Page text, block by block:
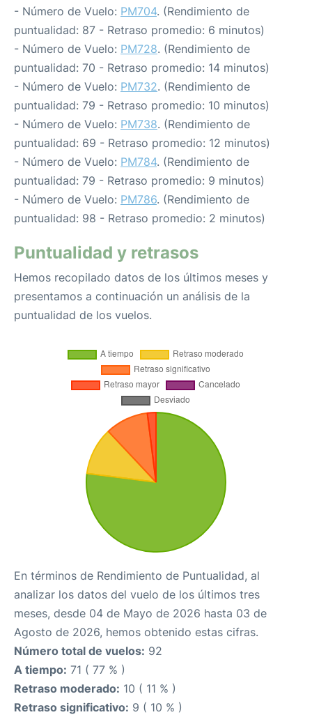
- Número de Vuelo: PM704. (Rendimiento de
puntualidad: 87 - Retraso promedio: 6 minutos)
- Número de Vuelo: PM728. (Rendimiento de
puntualidad: 70 - Retraso promedio: 14 minutos)
- Número de Vuelo: PM732. (Rendimiento de
puntualidad: 79 - Retraso promedio: 10 minutos)
- Número de Vuelo: PM738. (Rendimiento de
puntualidad: 69 - Retraso promedio: 12 minutos)
- Número de Vuelo: PM784. (Rendimiento de
puntualidad: 79 - Retraso promedio: 9 minutos)
- Número de Vuelo: PM786. (Rendimiento de
puntualidad: 98 - Retraso promedio: 2 minutos)
Puntualidad y retrasos
Hemos recopilado datos de los últimos meses y
presentamos a continuación un análisis de la
puntualidad de los vuelos.
En términos de Rendimiento de Puntualidad, al
analizar los datos del vuelo de los últimos tres
meses, desde 04 de Mayo de 2026 hasta 03 de
Agosto de 2026, hemos obtenido estas cifras.
Número total de vuelos: 92
A tiempo: 71 ( 77 % )
Retraso moderado: 10 ( 11 % )
Retraso significativo: 9 ( 10 % )